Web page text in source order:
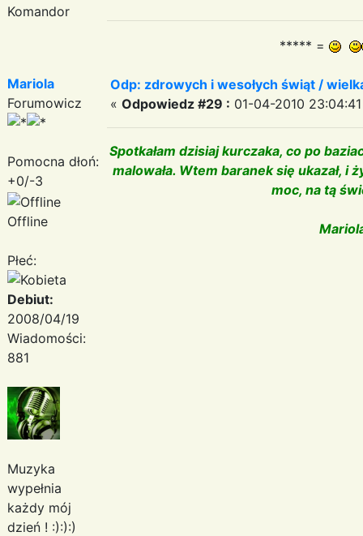
Komandor
***** =
Mariola
Forumowicz
Pomocna dłoń:
+0/-3
Offline
Płeć:
Debiut:
2008/04/19
Wiadomości:
881
Muzyka
wypełnia
każdy mój
dzień ! :):):)
Odp: zdrowych i wesołych świąt /
« Odpowiedz #29 : 01-04-2010
Spotkałam dzisiaj kurczaka, co po
malowała. Wtem baranek się ukazał, i
moc, na tą